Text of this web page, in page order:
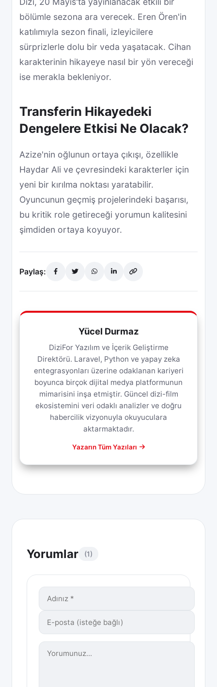
bölümle sezona ara verecek. Eren Ören'in
katılımıyla sezon finali, izleyicilere
sürprizlerle dolu bir veda yaşatacak. Cihan
karakterinin hikayeye nasıl bir yön vereceği
ise merakla bekleniyor.
Transferin Hikayedeki
Dengelere Etkisi Ne Olacak?
Azize'nin oğlunun ortaya çıkışı, özellikle
Haydar Ali ve çevresindeki karakterler için
yeni bir kırılma noktası yaratabilir.
Oyuncunun geçmiş projelerindeki başarısı,
bu kritik role getireceği yorumun kalitesini
şimdiden ortaya koyuyor.
Paylaş:
Yücel Durmaz
DiziFor Yazılım ve İçerik Geliştirme
Direktörü. Laravel, Python ve yapay zeka
entegrasyonları üzerine odaklanan kariyeri
boyunca birçok dijital medya platformunun
mimarisini inşa etmiştir. Güncel dizi-film
ekosistemini veri odaklı analizler ve doğru
habercilik vizyonuyla okuyuculara
aktarmaktadır.
Yazarın Tüm Yazıları
Yorumlar (1)